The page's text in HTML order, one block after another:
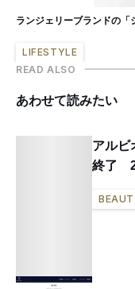
ランジェリーブランドの「
LIFESTYLE
READ ALSO
あわせて読みたい
アルビ
終了